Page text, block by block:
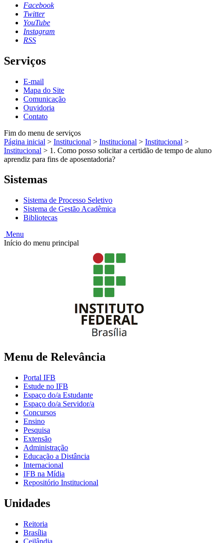
Facebook
Twitter
YouTube
Instagram
RSS
Serviços
E-mail
Mapa do Site
Comunicação
Ouvidoria
Contato
Fim do menu de serviços
Página inicial > Institucional > Institucional > Institucional >
Institucional > 1. Como posso solicitar a certidão de tempo de aluno
aprendiz para fins de aposentadoria?
Sistemas
Sistema de Processo Seletivo
Sistema de Gestão Acadêmica
Bibliotecas
Menu
Início do menu principal
Menu de Relevância
Portal IFB
Estude no IFB
Espaço do/a Estudante
Espaço do/a Servidor/a
Concursos
Ensino
Pesquisa
Extensão
Administração
Educação a Distância
Internacional
IFB na Mídia
Repositório Institucional
Unidades
Reitoria
Brasília
Ceilândia